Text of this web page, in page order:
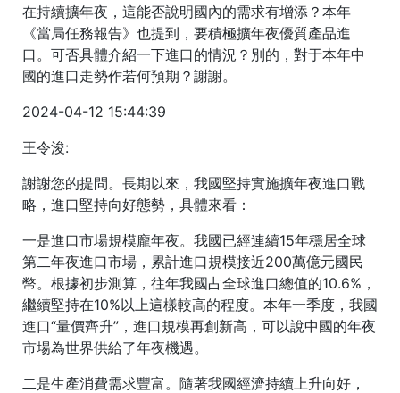
在持續擴年夜，這能否說明國內的需求有增添？本年
《當局任務報告》也提到，要積極擴年夜優質產品進
口。可否具體介紹一下進口的情況？別的，對于本年中
國的進口走勢作若何預期？謝謝。
2024-04-12 15:44:39
王令浚:
謝謝您的提問。長期以來，我國堅持實施擴年夜進口戰
略，進口堅持向好態勢，具體來看：
一是進口市場規模龐年夜。我國已經連續15年穩居全球
第二年夜進口市場，累計進口規模接近200萬億元國民
幣。根據初步測算，往年我國占全球進口總值的10.6%，
繼續堅持在10%以上這樣較高的程度。本年一季度，我國
進口“量價齊升”，進口規模再創新高，可以說中國的年夜
市場為世界供給了年夜機遇。
二是生產消費需求豐富。隨著我國經濟持續上升向好，